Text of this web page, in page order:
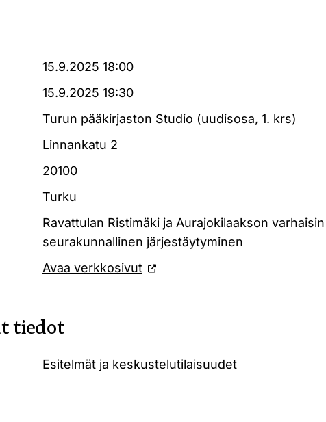
15.9.2025 18:00
15.9.2025 19:30
Turun pääkirjaston Studio (uudisosa, 1. krs)
Linnankatu 2
20100
Turku
Ravattulan Ristimäki ja Aurajokilaakson varhaisin
seurakunnallinen järjestäytyminen
Avaa verkkosivut
tiedot
Esitelmät ja keskustelutilaisuudet